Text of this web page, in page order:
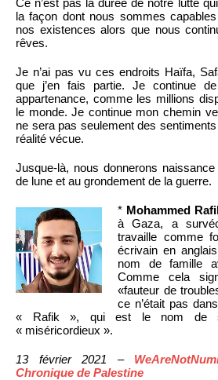
la façon dont nous sommes
nos existences alors que nous
rêves.
Je n’ai pas vu ces endroits Haïfa,
que j’en fais partie. Je continue
appartenance, comme les millions
le monde. Je continue mon chemin
ne sera pas seulement des
réalité vécue.
Jusque-là, nous donnerons
de lune et au grondement de la guerre.
* Mohammed
à Gaza, a
travaille comme
écrivain en
nom de famille
Comme cela
«fauteur de
ce n’était pas
« Rafik », qui est le nom de
« miséricordieux ».
13 février 2021 –
Chronique de Palestine